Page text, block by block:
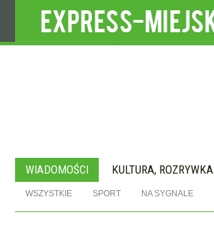
WIADOMOŚCI KULTURA, ROZRYWKA
WSZYSTKIE SPORT NA SYGNALE